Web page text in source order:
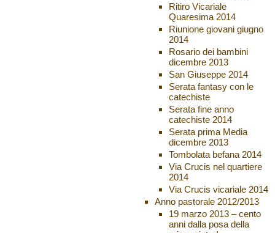
Ritiro Vicariale
Quaresima 2014
Riunione giovani giugno
2014
Rosario dei bambini
dicembre 2013
San Giuseppe 2014
Serata fantasy con le
catechiste
Serata fine anno
catechiste 2014
Serata prima Media
dicembre 2013
Tombolata befana 2014
Via Crucis nel quartiere
2014
Via Crucis vicariale 2014
Anno pastorale 2012/2013
19 marzo 2013 – cento
anni dalla posa della